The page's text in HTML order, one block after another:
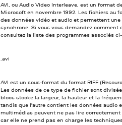
AVI, ou Audio Video Interleave, est un format
Microsoft en novembre 1992. Les fichiers au
des données vidéo et audio et permettent
synchrone. Si vous vous demandez comment
consultez la liste des programmes associés ci-
.avi
AVI est un sous-format du format RIFF
Les données de ce type de fichier sont
blocs stocke la largeur, la hauteur et la
tandis que l'autre contient les données audio
multimédias peuvent ne pas lire
car elle ne prend pas en charge les